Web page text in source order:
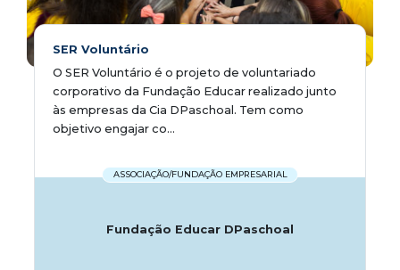
SER Voluntário
O SER Voluntário é o projeto de voluntariado
corporativo da Fundação Educar realizado junto
às empresas da Cia DPaschoal. Tem como
objetivo engajar co...
ASSOCIAÇÃO/FUNDAÇÃO EMPRESARIAL
Fundação Educar DPaschoal